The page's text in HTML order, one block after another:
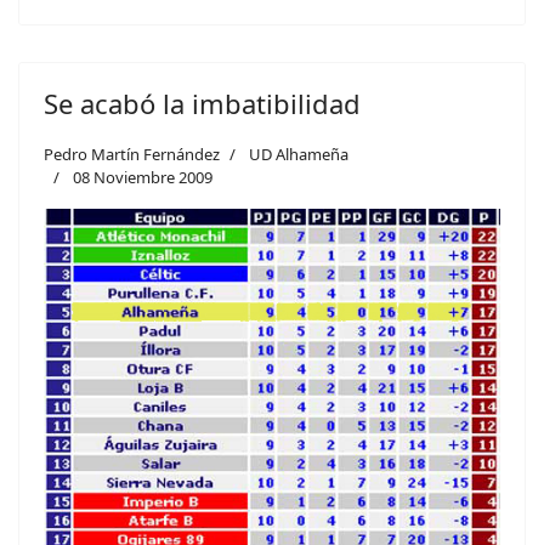
Se acabó la imbatibilidad
Pedro Martín Fernández
UD Alhameña
08 Noviembre 2009